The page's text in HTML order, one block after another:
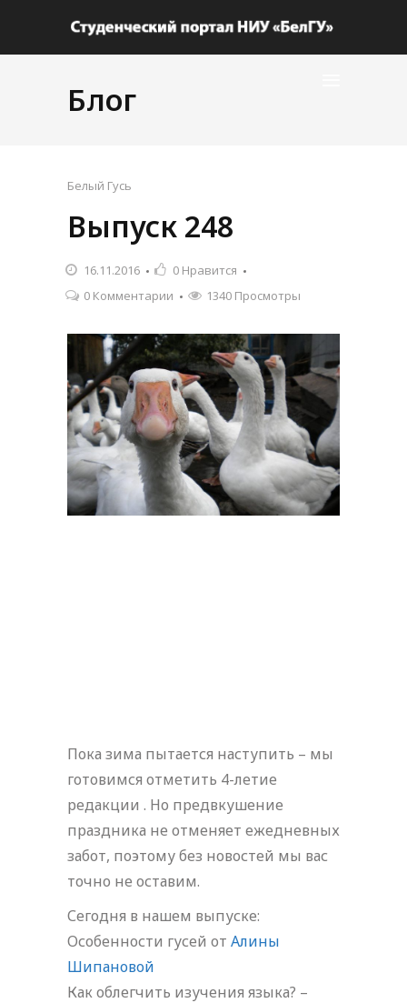
Блог
Белый Гусь
Выпуск 248
16.11.2016 0 Нравится
0 Комментарии
1340 Просмотры
Пока зима пытается наступить – мы
готовимся отметить 4-летие
редакции . Но предвкушение
праздника не отменяет ежедневных
забот, поэтому без новостей мы вас
точно не оставим.
Сегодня в нашем выпуске:
Особенности гусей от Алины
Шипановой
Как облегчить изучения языка? –